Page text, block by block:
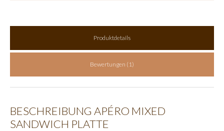
Kartontablett geliefert.
Produktdetails
Bewertungen (1)
BESCHREIBUNG APÉRO MIXED
SANDWICH PLATTE